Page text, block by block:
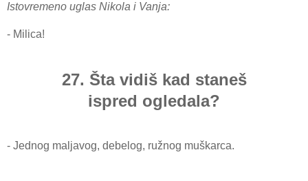
Istovremeno uglas Nikola i Vanja:
- Milica!
27. Šta vidiš kad staneš
ispred ogledala?
- Jednog maljavog, debelog, ružnog muškarca.